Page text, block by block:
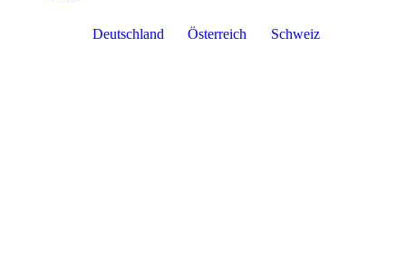
Deutschland Österreich Schweiz